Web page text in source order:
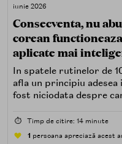
iunie 2026
Consecventa, nu
corean
aplicate mai
In spatele rutinelor de
afla un principiu
fost niciodata despre
⏱️ Timp de citire: 14 minute
1 persoana apreciază acest